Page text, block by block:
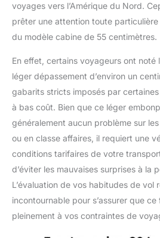
voyages vers l’Amérique du Nord.
prêter une attention toute
du modèle cabine de 55 centimètres.
En effet, certains voyageurs ont noté
léger dépassement d’environ un
gabarits stricts imposés par
à bas coût. Bien que ce léger
généralement aucun problème sur
ou en classe affaires, il requiert une
conditions tarifaires de votre
d’éviter les mauvaises surprises à la
L’évaluation de vos habitudes de vol
incontournable pour s’assurer que
pleinement à vos contraintes de